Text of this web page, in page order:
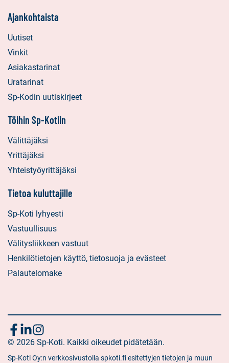
Ajankohtaista
Uutiset
Vinkit
Asiakastarinat
Uratarinat
Sp-Kodin uutiskirjeet
Töihin Sp-Kotiin
Välittäjäksi
Yrittäjäksi
Yhteistyöyrittäjäksi
Tietoa kuluttajille
Sp-Koti lyhyesti
Vastuullisuus
Välitysliikkeen vastuut
Henkilötietojen käyttö, tietosuoja ja evästeet
Palautelomake
Seuraa
meitä
Sosiaalinen
media:
facebook
Sosiaalinen
media:
linkedin
Sosiaalinen
media:
instagram
© 2026 Sp-Koti. Kaikki oikeudet pidätetään.
Sp-Koti Oy:n verkkosivustolla spkoti.fi esitettyjen tietojen ja muun